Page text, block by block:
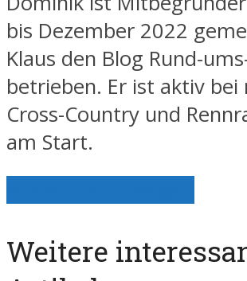
bis Dezember 2022
Klaus den Blog Rund-
betrieben. Er ist aktiv bei
Cross-Country und
am Start.
Weitere